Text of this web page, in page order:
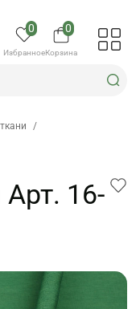
0
Избранное
0
Корзина
/
16-